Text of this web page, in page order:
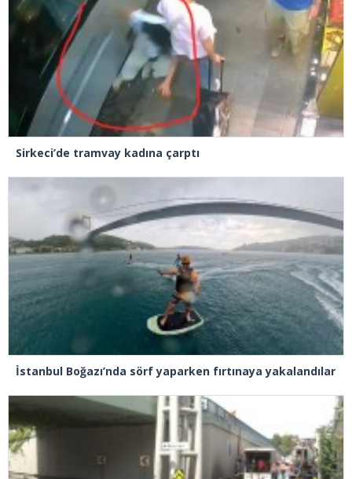
Sirkeci’de tramvay kadına çarptı
İstanbul Boğazı’nda sörf yaparken fırtınaya yakalandılar